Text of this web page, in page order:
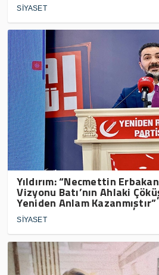
SİYASET
Yıldırım: “Necmettin
Vizyonu Batı’nın Ahlaki
Yeniden Anlam Kazanmıştır”
SİYASET